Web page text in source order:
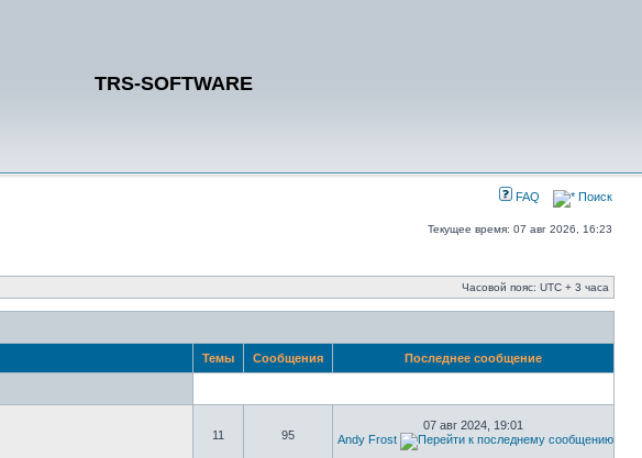
TRS-SOFTWARE
FAQ Поиск
Текущее время: 07 авг 2026, 16:23
Часовой пояс: UTC + 3 часа
Темы Сообщения Последнее сообщение
11 95
07 авг 2024, 19:01
Andy Frost